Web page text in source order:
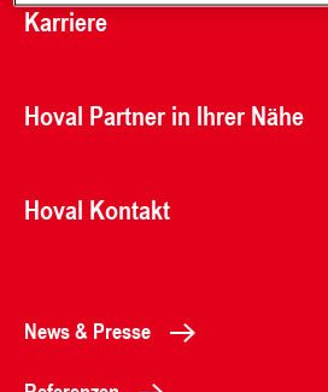
Karriere
Hoval Partner in Ihrer Nähe
Hoval Kontakt
News & Presse